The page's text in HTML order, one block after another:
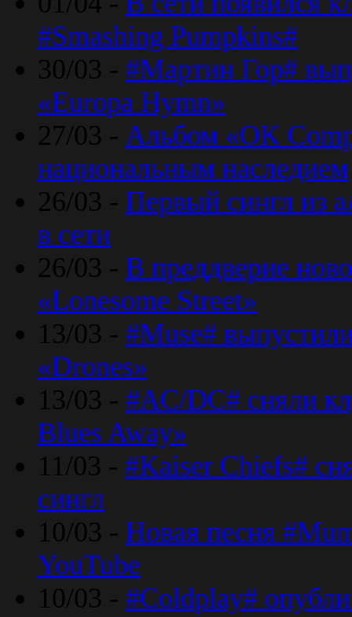
#Smashing Pumpkins#
30/03 - #Мартин Гор#
«Europa Hymn»
27/03 - Альбом «OK
национальным наследием
26/03 - Первый сингл из
в сети
26/03 - В преддверие
«Lonesome Street»
13/03 - #Muse#
«Drones»
13/03 - #AC/DC# сняли
Blues Away»
11/03 - #Kaiser Chiefs#
сингл
10/03 - Новая песня
YouTube
10/03 - #Coldplay#